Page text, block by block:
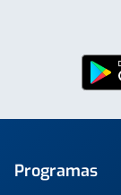
Programas